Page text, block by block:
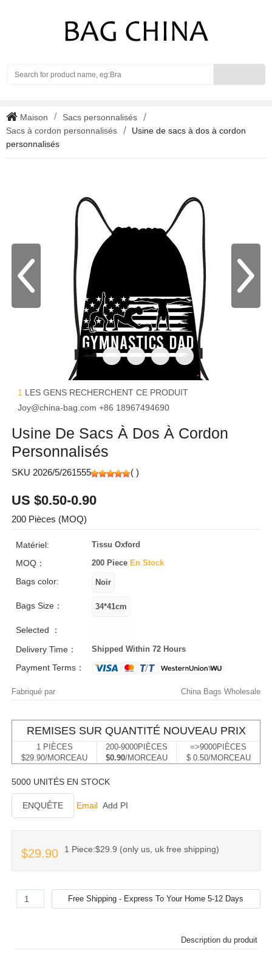
Maison
Sacs personnalisés
Sacs à cordon personnalisés
Usine de sacs à dos à cordon
personnalisés
1 LES GENS RECHERCHENT CE PRODUIT
Joy@china-bag.com +86 18967494690
Usine De Sacs À Dos À Cordon
Personnalisés
SKU 2026/5/261555 ( )
US $0.50-0.90
200 Pièces (MOQ)
Matériel: Tissu Oxford
MOQ： 200 Piece En Stock
Bags color:
Bags Size：
Selected ：
Delivery Time：
Shipped Within 72 Hours
Payment Terms：
Fabriqué par China Bags Wholesale
REMISES SUR QUANTITÉ NOUVEAU PRIX
1 PIÈCES
$29.90/MORCEAU
200-9000PIÈCES
$0.90/MORCEAU
=>9000PIÈCES
$ 0.50/MORCEAU
5000 UNITÉS EN STOCK
ENQUÊTE Email Add PI
$29.90 1 Piece:$29.9 (only us, uk free shipping)
Description du produit